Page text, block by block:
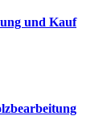
und Kauf